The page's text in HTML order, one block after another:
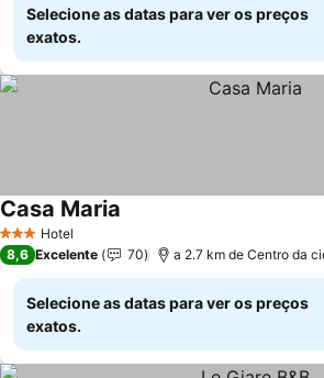
Selecione as datas para ver os preços
exatos.
3 EstrelasHotel
Casa Maria
8,6 Excelente 70 a 2.7 km de Centro da
Selecione as datas para ver os preços
exatos.